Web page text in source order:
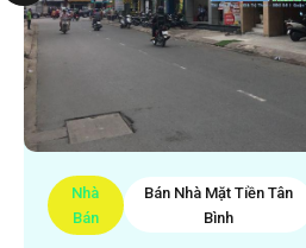
Nhà
Bán
Bán Nhà Mặt Tiền Tân
Bình